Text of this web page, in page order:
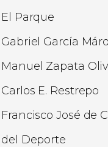
Parque
García
Zapata
E. Restrepo
José de
Deporte